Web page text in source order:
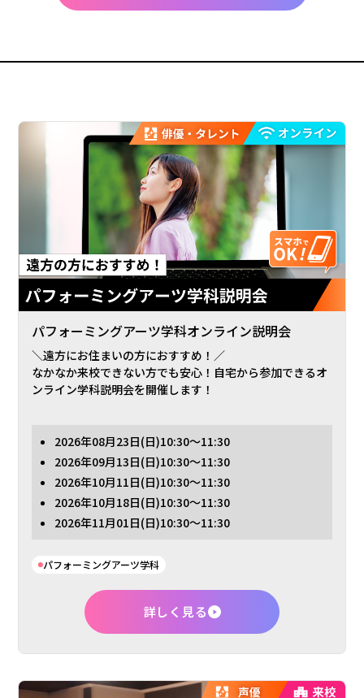
パフォーミングアーツ学科オンライン説明会
＼遠方にお住まいの方におすすめ！／
なかなか来校できない方でも安心！自宅から参加できるオ
ンライン学科説明会を開催します！
2026年08月23日(日)10:30～11:30
2026年09月13日(日)10:30～11:30
2026年10月11日(日)10:30～11:30
2026年10月18日(日)10:30～11:30
2026年11月01日(日)10:30～11:30
パフォーミングアーツ学科
詳しく見る